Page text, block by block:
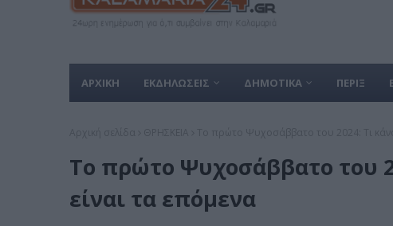
ΑΡΧΙΚΗ ΕΚΔΗΛΩΣΕΙΣ ΔΗΜΟΤΙΚΑ ΠΕΡΙΞ
Το πρώτο Ψυχοσάββατο του
είναι τα επόμενα